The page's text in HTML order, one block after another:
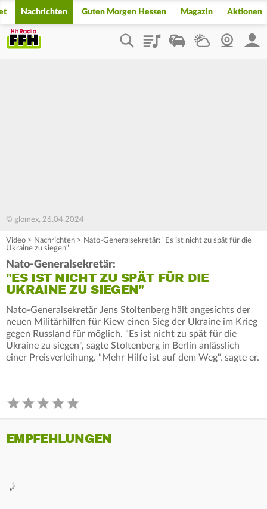
Nachrichten Guten Morgen Hessen Magazin Aktionen
PlaylistStaupilotWetterWebcam
© glomex, 26.04.2024
Video > Nachrichten > Nato-Generalsekretär: "Es ist nicht zu spät für die
Ukraine zu siegen"
Nato-Generalsekretär:
"ES IST NICHT ZU SPÄT FÜR DIE
UKRAINE ZU SIEGEN"
Nato-Generalsekretär Jens Stoltenberg hält angesichts der
neuen Militärhilfen für Kiew einen Sieg der Ukraine im Krieg
gegen Russland für möglich. "Es ist nicht zu spät für die
Ukraine zu siegen", sagte Stoltenberg in Berlin anlässlich
einer Preisverleihung. "Mehr Hilfe ist auf dem Weg", sagte er.
EMPFEHLUNGEN